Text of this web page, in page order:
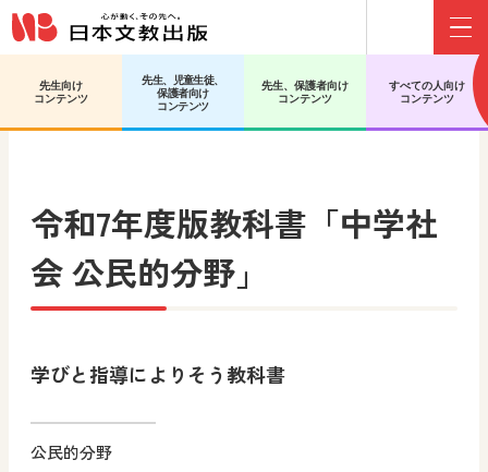
先生向け
コンテンツ
先生、児童生徒、
保護者向け
コンテンツ
先生、保護者向け
コンテンツ
すべての人向け
コンテンツ
日文HOME 中学校 社会 公民 教科書
令和7年度版教科書 「中学社
会 公民的分野」
公民的分野
学びと指導によりそう教科書